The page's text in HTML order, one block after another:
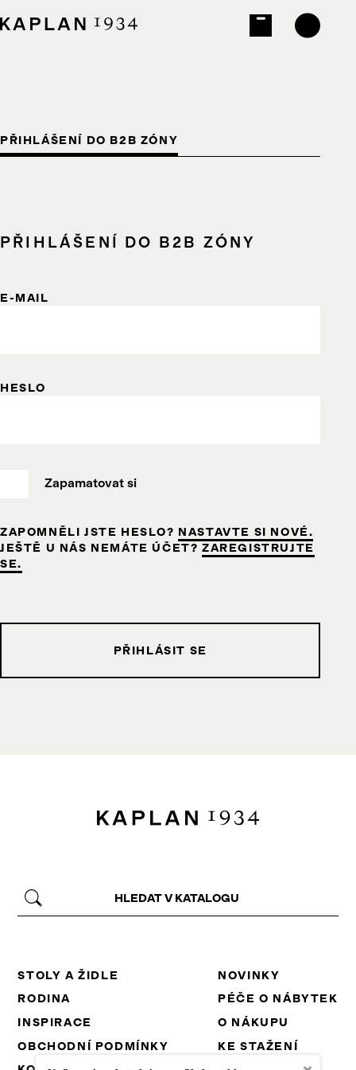
PŘIHLÁŠENÍ DO B2B ZÓNY
PŘIHLÁŠENÍ DO B2B ZÓNY
E-MAIL
HESLO
Zapamatovat si
ZAPOMNĚLI JSTE HESLO? NASTAVTE SI NOVÉ.
JEŠTĚ U NÁS NEMÁTE ÚČET?ZAREGISTRUJTE
SE.
PŘIHLÁSIT SE
STOLY A ŽIDLE
RODINA
INSPIRACE
OBCHODNÍ PODMÍNKY
NOVINKY
PÉČE O NÁBYTEK
O NÁKUPU
KE STAŽENÍ